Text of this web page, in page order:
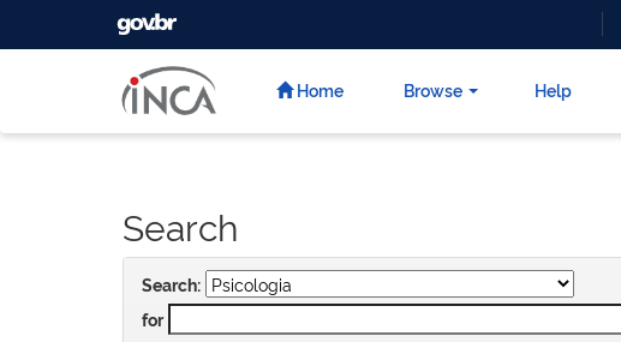
GOVBR
Home Browse Help
Search
Search:
for